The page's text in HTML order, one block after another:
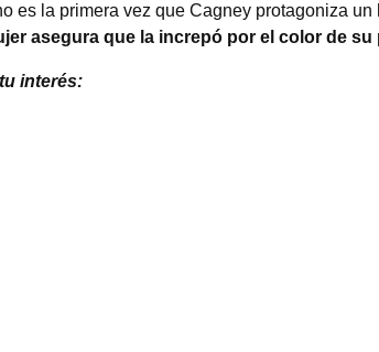
es la primera vez que Cagney protagoniza
asegura que la increpó por el color de su
interés: